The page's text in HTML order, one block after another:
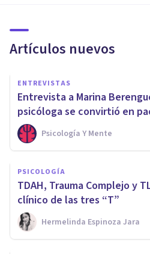
Artículos nuevos
ENTREVISTAS
Entrevista a Marina
psicóloga se convirtió en
Psicología Y Mente
PSICOLOGÍA
TDAH, Trauma Complejo y
clínico de las tres “T”
Hermelinda Espinoza Jara